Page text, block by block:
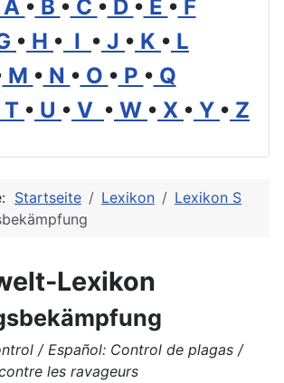
A • B • C • D • E • F
• H • I • J • K • L
M • N • O • P • Q
T • U • V • W • X • Y • Z
Startseite Lexikon
Lexikon S
Lexikon
/ Español: Control de plagas /
les ravageurs